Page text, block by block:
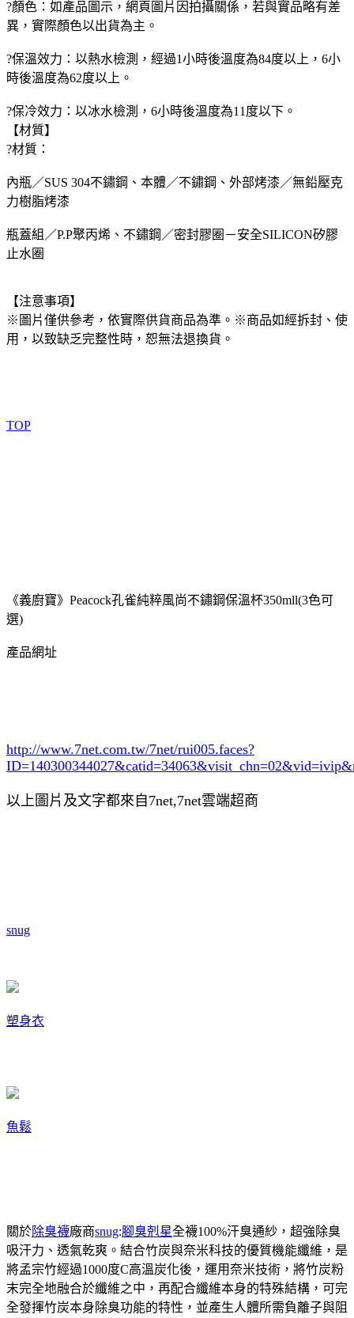
?顏色：如產品圖示，網頁圖片因拍攝關係，若與實品略有差
異，實際顏色以出貨為主。
?保溫效力：以熱水檢測，經過1小時後溫度為84度以上，6小
時後溫度為62度以上。
?保冷效力：以冰水檢測，6小時後溫度為11度以下。
【材質】
?材質：
內瓶／SUS 304不鏽鋼、本體／不鏽鋼、外部烤漆／無鉛壓克
力樹脂烤漆
瓶蓋組／P.P聚丙烯、不鏽鋼／密封膠圈－安全SILICON矽膠
止水圈
【注意事項】
※圖片僅供參考，依實際供貨商品為準。※商品如經拆封、使
用，以致缺乏完整性時，恕無法退換貨。
TOP
《義廚寶》Peacock孔雀純粹風尚不鏽鋼保溫杯350mll(3色可
選)
產品網址
http://www.7net.com.tw/7net/rui005.faces?
ID=140300344027&catid=34063
以上圖片及文字都來自7net,7net雲端超商
snug
塑身衣
魚鬆
關於除臭襪廠商snug:腳臭剋星全襪100%汗臭通紗，超強除臭
吸汗力、透氣乾爽。結合竹炭與奈米科技的優質機能纖維，是
將孟宗竹經過1000度C高溫炭化後，運用奈米技術，將竹炭粉
末完全地融合於纖維之中，再配合纖維本身的特殊結構，可完
全發揮竹炭本身除臭功能的特性，並產生人體所需負離子與阻